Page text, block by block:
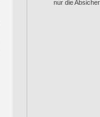
nur die